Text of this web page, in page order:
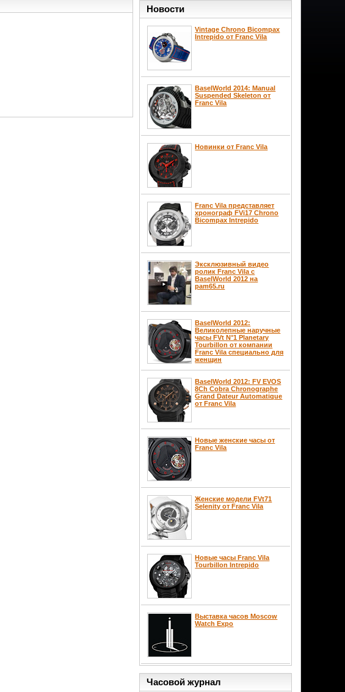
Новости
Vintage Chrono Bicompax
Intrepido от Franc Vila
BaselWorld 2014: Manual
Suspended Skeleton от
Franc Vila
Новинки от Franc Vila
Franc Vila представляет
хронограф FVi17 Chrono
Bicompax Intrepido
Эксклюзивный видео
ролик Franc Vila с
BaselWorld 2012 на
pam65.ru
BaselWorld 2012:
Великолепные наручные
часы FVt N°1 Planetary
Tourbillon от компании
Franc Vila специально для
женщин
BaselWorld 2012: FV EVOS
8Ch Cobra Chronographe
Grand Dateur Automatique
от Franc Vila
Новые женские часы от
Franc Vila
Женские модели FVt71
Selenity от Franc Vila
Новые часы Franc Vila
Tourbillon Intrepido
Выставка часов Moscow
Watch Expo
Часовой журнал